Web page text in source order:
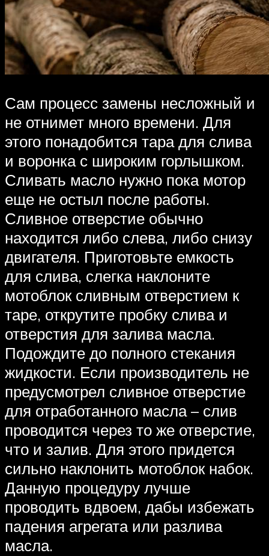
Сам процесс замены несложный и
не отнимет много времени. Для
этого понадобится тара для слива
и воронка с широким горлышком.
Сливать масло нужно пока мотор
еще не остыл после работы.
Сливное отверстие обычно
находится либо слева, либо снизу
двигателя. Приготовьте емкость
для слива, слегка наклоните
мотоблок сливным отверстием к
таре, открутите пробку слива и
отверстия для залива масла.
Подождите до полного стекания
жидкости. Если производитель не
предусмотрел сливное отверстие
для отработанного масла – слив
проводится через то же отверстие,
что и залив. Для этого придется
сильно наклонить мотоблок набок.
Данную процедуру лучше
проводить вдвоем, дабы избежать
падения агрегата или разлива
масла.